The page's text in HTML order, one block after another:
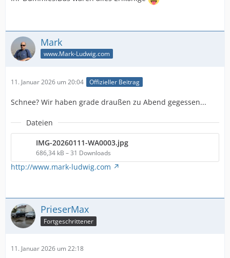
Mark
www.Mark-Ludwig.com
11. Januar 2026 um 20:04 Offizieller Beitrag
Schnee? Wir haben grade draußen zu Abend gegessen...
Dateien
IMG-20260111-WA0003.jpg
686,34 kB – 31 Downloads
http://www.mark-ludwig.com
PrieserMax
Fortgeschrittener
11. Januar 2026 um 22:18